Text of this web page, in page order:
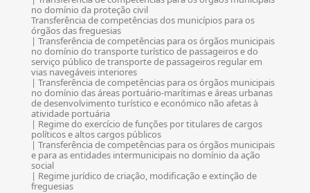
no domínio da proteção civil
Transferência de competências dos municípios para os
órgãos das freguesias
| Transferência de competências para os órgãos municipais
no domínio do transporte turístico de passageiros e do
serviço público de transporte de passageiros regular em
vias navegáveis interiores
| Transferência de competências para os órgãos municipais
no domínio das áreas portuário-marítimas e áreas urbanas
de desenvolvimento turístico e económico não afetas à
atividade portuária
| Regime do exercício de funções por titulares de cargos
políticos e altos cargos públicos
| Transferência de competências para os órgãos municipais
e para as entidades intermunicipais no domínio da ação
social
| Regime jurídico de criação, modificação e extinção de
freguesias